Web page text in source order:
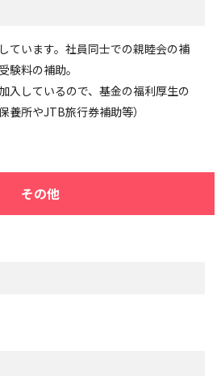
ています。社員同士での親睦会の補
験料の補助。
入しているので、基金の福利厚生の
養所やJTB旅行券補助等）
その他